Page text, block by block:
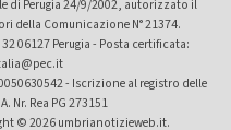
di Perugia 24/9/2002, autorizzato il
della Comunicazione N° 21374.
06127 Perugia - Posta certificata:
- Iscrizione al registro delle
Nr. Rea PG 273151
© 2026 umbrianotizieweb.it.